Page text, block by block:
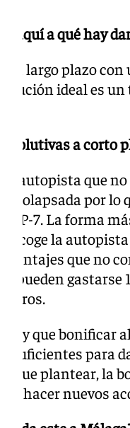
aquí a qué hay
a largo plazo
ideal es
a corto
autopista que
colapsada por
AP-7. La forma
coge la
que no
pueden gastarse
euros.
hay que bonificar
suficientes para
que plantear, la
hacer nuevos